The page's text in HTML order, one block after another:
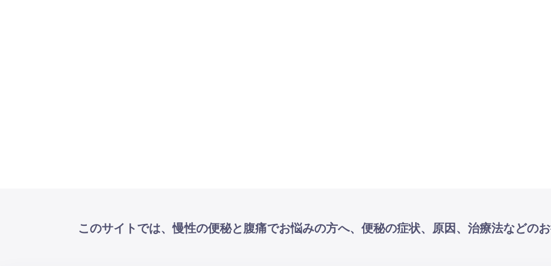
このサイトでは、慢性の便秘と腹痛でお悩みの方へ、便秘の症状、原因、治療法などの